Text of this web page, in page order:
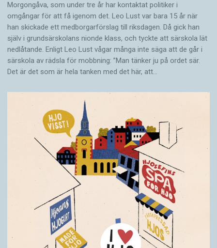
Morgongåva, som under tre år har kontaktat politiker i
omgångar för att få igenom det. Leo Lust var bara 15 år när
han skickade ett medborgarförslag till riksdagen. Då gick han
själv i grundsärskolans nionde klass, och tyckte att särskola lät
nedlåtande. Enligt Leo Lust vågar många inte säga att de går i
särskola av rädsla för mobbning: ”Man tänker ju på ordet sär.
Det är det som är hela tanken med det här, att…